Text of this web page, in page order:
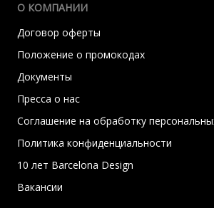
О КОМПАНИИ
Договор оферты
Положение о промокодах
Документы
Пресса о нас
Соглашение на обработку
Политика конфиденциальности
10 лет Barcelona Design
Вакансии